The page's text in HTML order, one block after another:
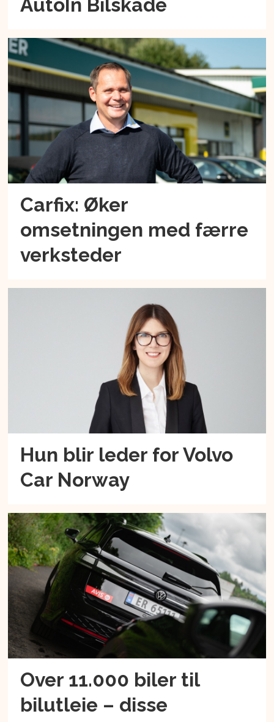
AutoIn Bilskade
Carfix: Øker
omsetningen med færre
verksteder
Hun blir leder for Volvo
Car Norway
Over 11.000 biler til
bilutleie – disse